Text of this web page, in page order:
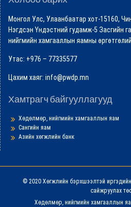
Монгол Улс, Улаанбаатар хот-15160,
Нэгдсэн Үндэстний гудамж-5 Засгийн
нийгмийн хамгааллын яамны
Утас: +976 – 77335577
Цахим хаяг: info@pwdp.mn
Хамтрагч байгууллагууд
Хөдөлмөр, нийгмийн хамгааллын яам
Сангийн яам
Азийн хөгжлийн банк
© 2020 Хөгжлийн бэрхшээлтэй иргэдийн
сайжруулах
Хөдөлмөр, нийгмийн хамгааллын